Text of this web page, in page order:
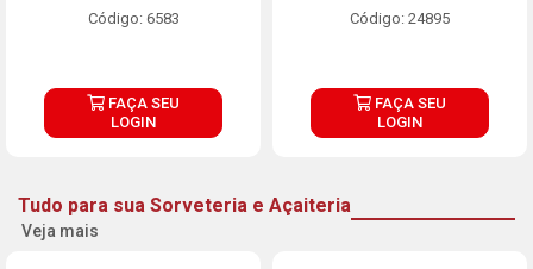
Código: 6583
FAÇA SEU
LOGIN
Código: 24895
FAÇA SEU
LOGIN
Tudo para sua Sorveteria e Açaiteria
Veja mais